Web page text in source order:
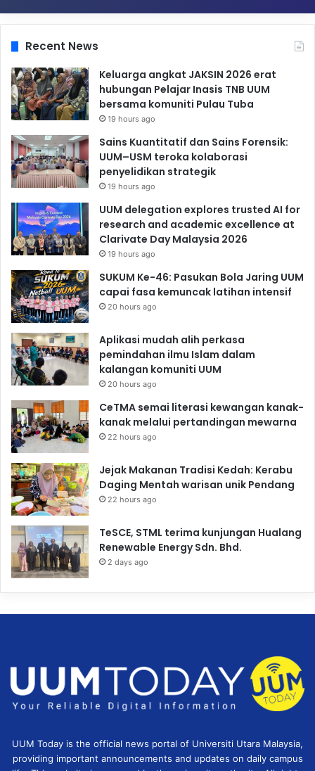
Recent News
Keluarga angkat JAKSIN 2026 erat
hubungan Pelajar Inasis TNB UUM
bersama komuniti Pulau Tuba
19 hours ago
Sains Kuantitatif dan Sains Forensik:
UUM–USM teroka kolaborasi
penyelidikan strategik
19 hours ago
UUM delegation explores trusted AI for
research and academic excellence at
Clarivate Day Malaysia 2026
19 hours ago
SUKUM Ke-46: Pasukan Bola Jaring UUM
capai fasa kemuncak latihan intensif
20 hours ago
Aplikasi mudah alih perkasa
pemindahan ilmu Islam dalam
kalangan komuniti UUM
20 hours ago
CeTMA semai literasi kewangan kanak-
kanak melalui pertandingan mewarna
22 hours ago
Jejak Makanan Tradisi Kedah: Kerabu
Daging Mentah warisan unik Pendang
22 hours ago
TeSCE, STML terima kunjungan Hualang
Renewable Energy Sdn. Bhd.
2 days ago
UUM Today is the official news portal of Universiti Utara Malaysia,
providing important announcements and updates on daily campus